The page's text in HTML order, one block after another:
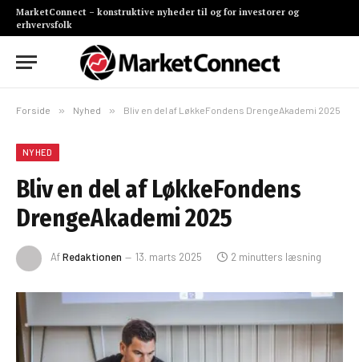
MarketConnect – konstruktive nyheder til og for investorer og
erhvervsfolk
Forside » Nyhed » Bliv en del af LøkkeFondens DrengeAkademi 2025
NYHED
Bliv en del af LøkkeFondens
DrengeAkademi 2025
AfRedaktionen 13. marts 2025 2 minutters læsning